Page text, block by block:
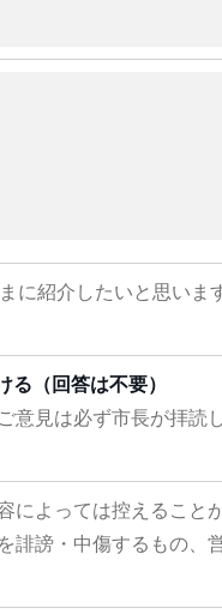
に紹介したいと思いま
る（回答は不要）
意見は必ず市長が拝読
によっては控えること
誹謗・中傷するもの、